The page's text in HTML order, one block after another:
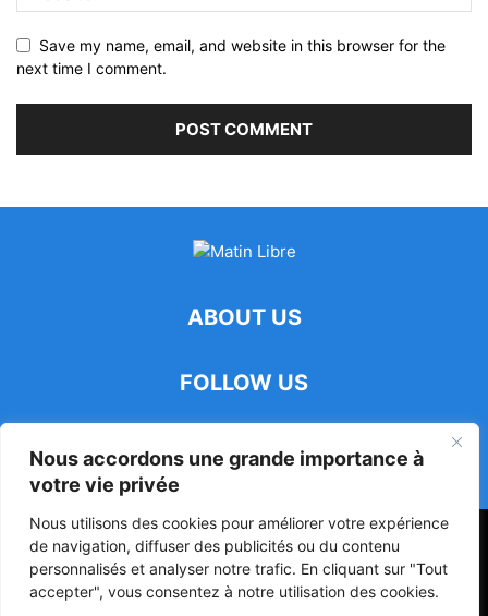
Nous accordons une grande importance à
votre vie privée
Nous utilisons des cookies pour améliorer votre expérience
de navigation, diffuser des publicités ou du contenu
personnalisés et analyser notre trafic. En cliquant sur "Tout
accepter", vous consentez à notre utilisation des cookies.
Save my name, email, and website in this browser for the
next time I comment.
ABOUT US
FOLLOW US
47ᵉ Assemblée Mondiale sur la Protection de la Vie Privée: Me
Luciano Hounkponou représente le Bénin à Séoul